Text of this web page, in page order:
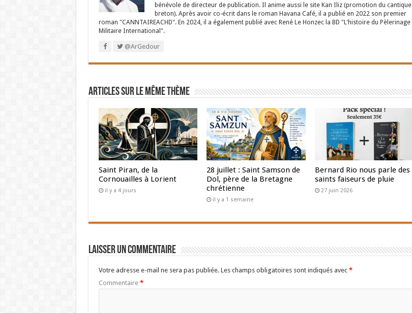
bénévole de directeur de publication. Il anime aussi le site Kan Iliz (promotion du cantique
breton). Après avoir co-écrit dans le roman Havana Café, il a publié en 2022 son premier
roman "CANNTAIREACHD". En 2024, il a également publié avec René Le Honzec la BD "L'histoire du Pèlerinage
Militaire International".
@ArGedour
Articles sur le même thème
Saint Piran, de la
Cornouailles à Lorient
il y a 4 jours
28 juillet : Saint Samson de
Dol, père de la Bretagne
chrétienne
il y a 1 semaine
Bernard Rio nous parle des
saints faiseurs de pluie
27 juin 2026
Laisser un commentaire
Votre adresse e-mail ne sera pas publiée. Les champs obligatoires sont indiqués avec *
Commentaire *